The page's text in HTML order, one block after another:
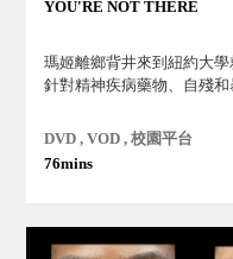
YOU'RE NOT THERE
瑪姬離鄉背井來到紐約大
針對精神疾病藥物、自殘
DVD , VOD , 校園平台
76mins